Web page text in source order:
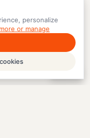
personalize
or manage